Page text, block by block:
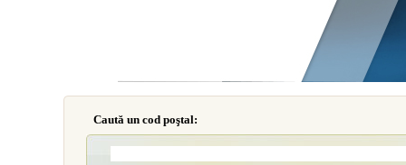
Caută un cod poştal: